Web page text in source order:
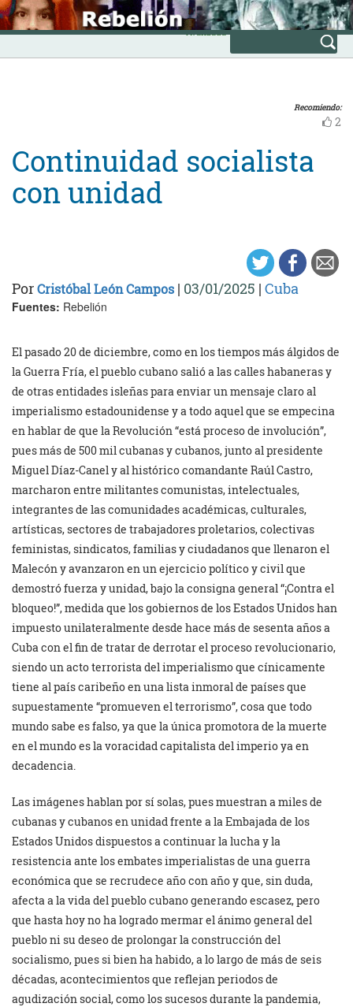
Skip
to
content
INICIO
Avanzada
Recomiendo:
2
Continuidad socialista
con unidad
PorCristóbal León Campos | 03/01/2025 | Cuba
Fuentes: Rebelión
El pasado 20 de diciembre, como en los tiempos más álgidos de
la Guerra Fría, el pueblo cubano salió a las calles habaneras y
de otras entidades isleñas para enviar un mensaje claro al
imperialismo estadounidense y a todo aquel que se empecina
en hablar de que la Revolución “está proceso de involución”,
pues más de 500 mil cubanas y cubanos, junto al presidente
Miguel Díaz-Canel y al histórico comandante Raúl Castro,
marcharon entre militantes comunistas, intelectuales,
integrantes de las comunidades académicas, culturales,
artísticas, sectores de trabajadores proletarios, colectivas
feministas, sindicatos, familias y ciudadanos que llenaron el
Malecón y avanzaron en un ejercicio político y civil que
demostró fuerza y unidad, bajo la consigna general “¡Contra el
bloqueo!”, medida que los gobiernos de los Estados Unidos han
impuesto unilateralmente desde hace más de sesenta años a
Cuba con el fin de tratar de derrotar el proceso revolucionario,
siendo un acto terrorista del imperialismo que cínicamente
tiene al país caribeño en una lista inmoral de países que
supuestamente “promueven el terrorismo”, cosa que todo
mundo sabe es falso, ya que la única promotora de la muerte
en el mundo es la voracidad capitalista del imperio ya en
decadencia.
Las imágenes hablan por sí solas, pues muestran a miles de
cubanas y cubanos en unidad frente a la Embajada de los
Estados Unidos dispuestos a continuar la lucha y la
resistencia ante los embates imperialistas de una guerra
económica que se recrudece año con año y que, sin duda,
afecta a la vida del pueblo cubano generando escasez, pero
que hasta hoy no ha logrado mermar el ánimo general del
pueblo ni su deseo de prolongar la construcción del
socialismo, pues si bien ha habido, a lo largo de más de seis
décadas, acontecimientos que reflejan periodos de
agudización social, como los sucesos durante la pandemia,